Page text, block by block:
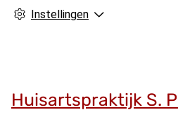
Instellingen
Huisartspraktijk S.